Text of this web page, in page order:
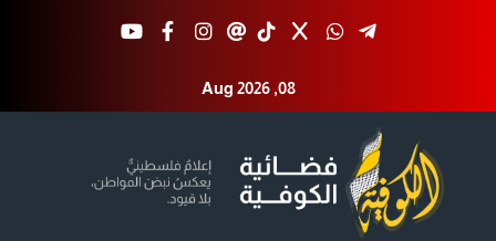
Aug 2026 ,08